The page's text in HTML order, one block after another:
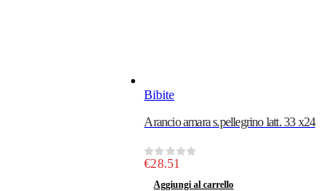
Bibite
Arancio amara s.pellegrino latt. 33 x24
0out of 5
€28.51
Aggiungi al carrello